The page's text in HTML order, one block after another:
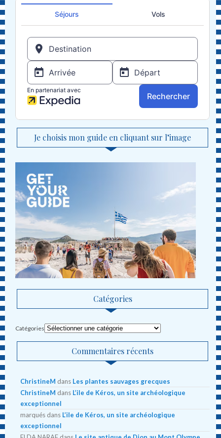
Je choisis mon guide en cliquant sur l’image
Catégories
Catégories
Commentaires récents
ChristineM dans Les plantes sauvages grecques
ChristineM dans L’ile de Kéros, un site archéologique
exceptionnel
marqués dans L’ile de Kéros, un site archéologique
exceptionnel